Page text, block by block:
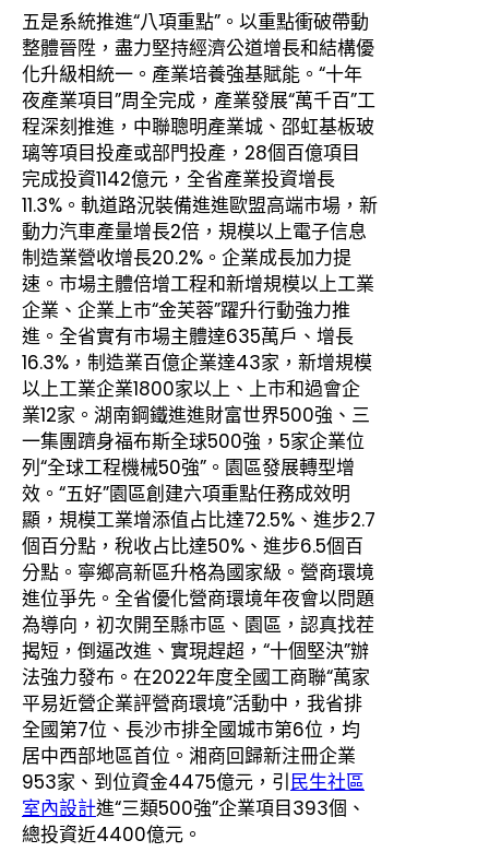
五是系統推進“八項重點”。以重點衝破帶動
整體晉陞，盡力堅持經濟公道增長和結構優
化升級相統一。產業培養強基賦能。“十年
夜產業項目”周全完成，產業發展“萬千百”工
程深刻推進，中聯聰明產業城、邵虹基板玻
璃等項目投產或部門投產，28個百億項目
完成投資1142億元，全省產業投資增長
11.3%。軌道路況裝備進進歐盟高端市場，新
動力汽車產量增長2倍，規模以上電子信息
制造業營收增長20.2%。企業成長加力提
速。市場主體倍增工程和新增規模以上工業
企業、企業上市“金芙蓉”躍升行動強力推
進。全省實有市場主體達635萬戶、增長
16.3%，制造業百億企業達43家，新增規模
以上工業企業1800家以上、上市和過會企
業12家。湖南鋼鐵進進財富世界500強、三
一集團躋身福布斯全球500強，5家企業位
列“全球工程機械50強”。園區發展轉型增
效。“五好”園區創建六項重點任務成效明
顯，規模工業增添值占比達72.5%、進步2.7
個百分點，稅收占比達50%、進步6.5個百
分點。寧鄉高新區升格為國家級。營商環境
進位爭先。全省優化營商環境年夜會以問題
為導向，初次開至縣市區、園區，認真找茬
揭短，倒逼改進、實現趕超，“十個堅決”辦
法強力發布。在2022年度全國工商聯“萬家
平易近營企業評營商環境”活動中，我省排
全國第7位、長沙市排全國城市第6位，均
居中西部地區首位。湘商回歸新注冊企業
953家、到位資金4475億元，引民生社區
室內設計進“三類500強”企業項目393個、
總投資近4400億元。